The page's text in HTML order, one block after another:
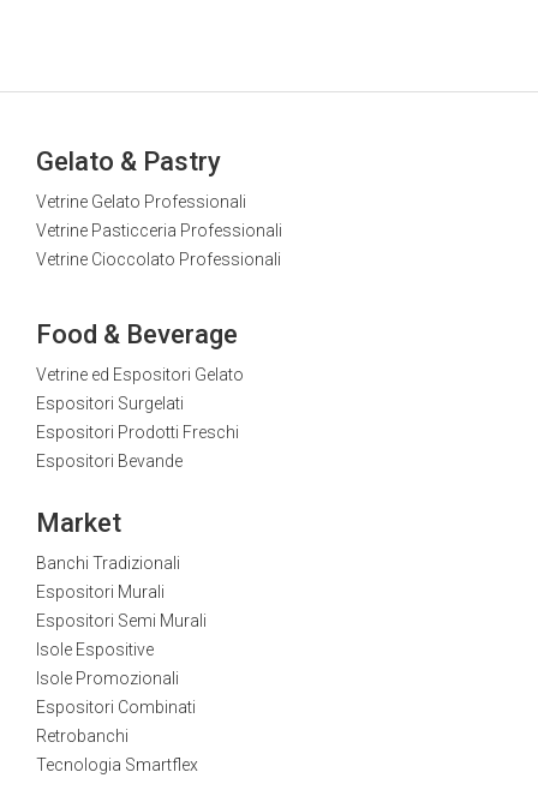
Gelato & Pastry
Vetrine Gelato Professionali
Vetrine Pasticceria Professionali
Vetrine Cioccolato Professionali
Food & Beverage
Vetrine ed Espositori Gelato
Espositori Surgelati
Espositori Prodotti Freschi
Espositori Bevande
Market
Banchi Tradizionali
Espositori Murali
Espositori Semi Murali
Isole Espositive
Isole Promozionali
Espositori Combinati
Retrobanchi
Tecnologia Smartflex